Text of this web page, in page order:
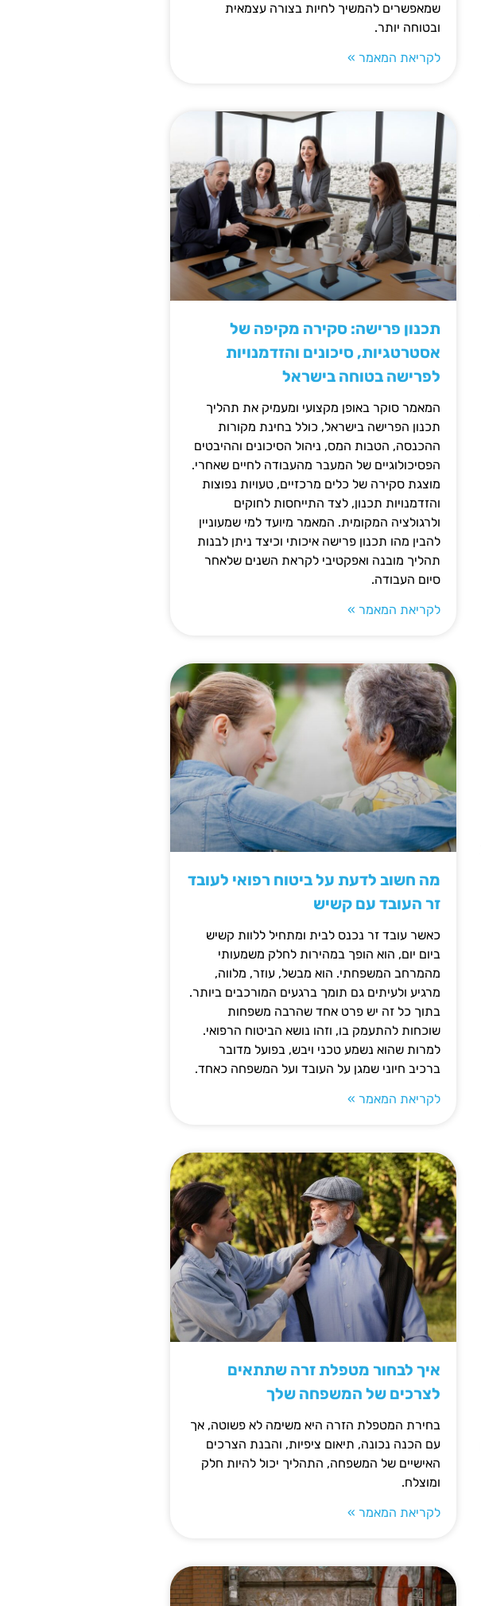
שמאפשרים להמשיך לחיות בצורה עצמאית
ובטוחה יותר.
לקריאת המאמר »
תכנון פרישה: סקירה מקיפה של
אסטרטגיות, סיכונים והזדמנויות
לפרישה בטוחה בישראל
המאמר סוקר באופן מקצועי ומעמיק את תהליך
תכנון הפרישה בישראל, כולל בחינת מקורות
ההכנסה, הטבות המס, ניהול הסיכונים וההיבטים
הפסיכולוגיים של המעבר מהעבודה לחיים שאחרי.
מוצגת סקירה של כלים מרכזיים, טעויות נפוצות
והזדמנויות תכנון, לצד התייחסות לחוקים
ולרגולציה המקומית. המאמר מיועד למי שמעוניין
להבין מהו תכנון פרישה איכותי וכיצד ניתן לבנות
תהליך מובנה ואפקטיבי לקראת השנים שלאחר
סיום העבודה.
לקריאת המאמר »
מה חשוב לדעת על ביטוח רפואי לעובד
זר העובד עם קשיש
כאשר עובד זר נכנס לבית ומתחיל ללוות קשיש
ביום יום, הוא הופך במהירות לחלק משמעותי
מהמרחב המשפחתי. הוא מבשל, עוזר, מלווה,
מרגיע ולעיתים גם תומך ברגעים המורכבים ביותר.
בתוך כל זה יש פרט אחד שהרבה משפחות
שוכחות להתעמק בו, וזהו נושא הביטוח הרפואי.
למרות שהוא נשמע טכני ויבש, בפועל מדובר
ברכיב חיוני שמגן על העובד ועל המשפחה כאחד.
לקריאת המאמר »
איך לבחור מטפלת זרה שתתאים
לצרכים של המשפחה שלך
בחירת המטפלת הזרה היא משימה לא פשוטה, אך
עם הכנה נכונה, תיאום ציפיות, והבנת הצרכים
האישיים של המשפחה, התהליך יכול להיות חלק
ומוצלח.
לקריאת המאמר »